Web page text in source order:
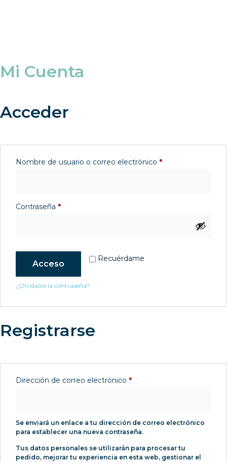
Mi Cuenta
Acceder
Nombre de usuario o correo electrónico *
Contraseña *
Recuérdame
Acceso
¿Olvidaste la contraseña?
Registrarse
Dirección de correo electrónico *
Se enviará un enlace a tu dirección de correo electrónico
para establecer una nueva contraseña.
Tus datos personales se utilizarán para procesar tu
pedido, mejorar tu experiencia en esta web, gestionar el